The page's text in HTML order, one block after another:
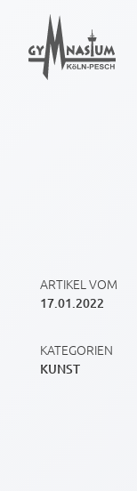
ARTIKEL VOM
17.01.2022
KATEGORIEN
KUNST